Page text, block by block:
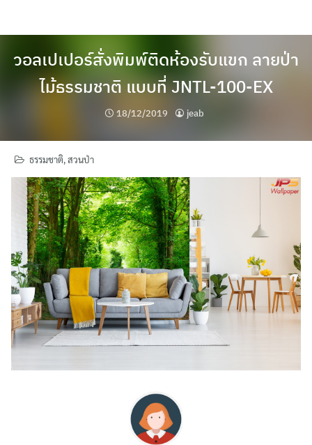
วอลเปเปอร์สั่งพิมพ์ติดห้องรับแขก ลายป่า
ไม้ธรรมชาติ แบบที่ JNTL-100-EX
18/12/2019 jeab
ธรรมชาติ,สวนป่า